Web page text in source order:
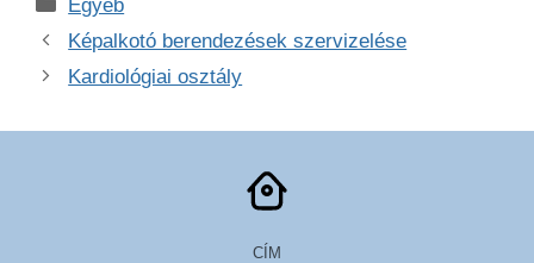
Egyéb
Képalkotó berendezések szervizelése
Kardiológiai osztály
CÍM